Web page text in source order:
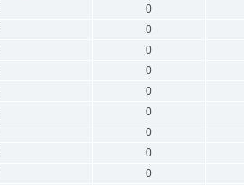
0
0
0
0
0
0
0
0
0